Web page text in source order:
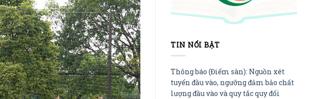
TIN NỔI BẬT
Thông báo (Điểm sàn): Nguồn xét
tuyển đầu vào, ngưỡng đảm bảo chất
lượng đầu vào và quy tắc quy đổi